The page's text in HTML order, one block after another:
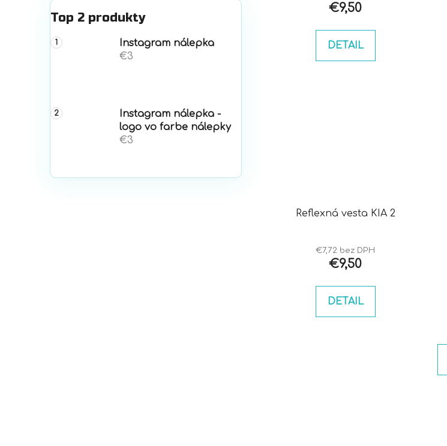
Top 2 produkty
Instagram nálepka
€3
Instagram nálepka -
logo vo farbe nálepky
€3
€9,50
DETAIL
Reflexná vesta KIA 2
€7,72 bez DPH
€9,50
DETAIL